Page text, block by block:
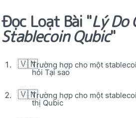
Đọc Loạt Bài "Lý Do
Stablecoin Qubic"
🇻🇳Trường hợp cho một
hỏi Tại sao
🇻🇳Trường hợp cho một
thị Qubic